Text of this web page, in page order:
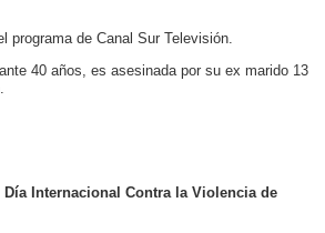
programa de Canal Sur Televisión.
40 años, es asesinada por su ex marido 13
Internacional Contra la Violencia de